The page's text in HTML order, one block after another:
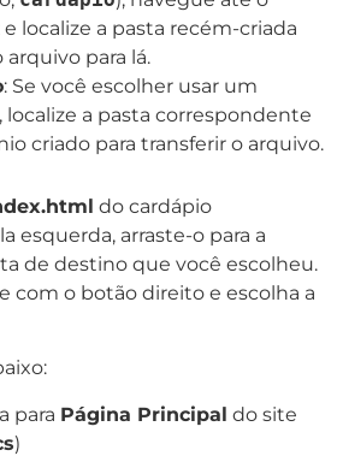
localize a pasta recém-criada
arquivo para lá.
: Se você escolher usar um
a pasta correspondente
criado para transferir o arquivo.
do cardápio
esquerda, arraste-o para a
de destino que você escolheu.
com o botão direito e escolha a
para Página Principal do site
)